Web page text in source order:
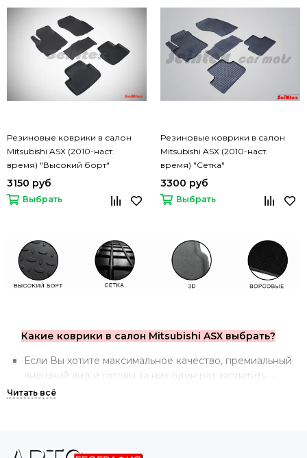
Резиновые коврики в салон
Mitsubishi ASX (2010-наст.
время) "Высокий борт"
3150 руб
Выбрать
Резиновые коврики в салон
Mitsubishi ASX (2010-наст.
время) "Сетка"
3300 руб
Выбрать
Какие коврики в салон Mitsubishi ASX выбрать?
Если Вы хотите максимальное качество, премиальный
внешний вид и готовы за них один раз заплатить –
стоит обратить внимание на